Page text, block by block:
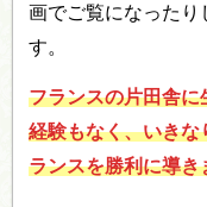
画でご覧になったり
す。
フランスの片田舎
経験もなく、いき
ランスを勝利に導き